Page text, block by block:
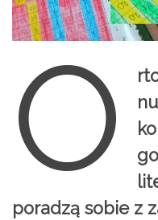
O
poradzą sobie z